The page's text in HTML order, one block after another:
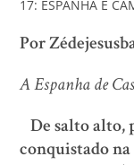
Por
A Espanha de
De salto alto,
conquistado